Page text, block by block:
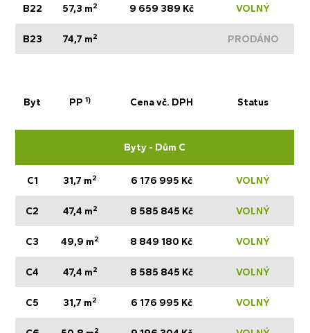
B22 57,3 m2 9 659 389 Kč VOLNÝ
B23 74,7 m2 PRODÁNO
Byt PP1) Cena vč. DPH Status
Byty - Dům C
C1 31,7 m2 6 176 995 Kč VOLNÝ
C2 47,4 m2 8 585 845 Kč VOLNÝ
C3 49,9 m2 8 849 180 Kč VOLNÝ
C4 47,4 m2 8 585 845 Kč VOLNÝ
C5 31,7 m2 6 176 995 Kč VOLNÝ
2